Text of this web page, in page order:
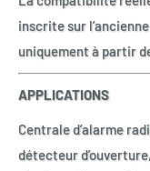
inscrite sur
uniquement à partir
APPLICATIONS
Centrale d’alarme
détecteur